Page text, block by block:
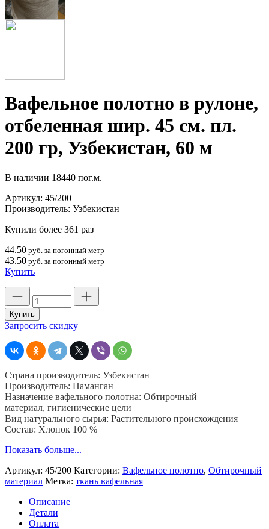
Вафельное полотно в рулоне,
отбеленная шир. 45 см. пл.
200 гр, Узбекистан, 60 м
В наличии 18440 пог.м.
Артикул: 45/200
Производитель: Узбекистан
Купили более 361 раз
44.50 руб. за погонный метр
43.50 руб. за погонный метр
Купить
Количество
товара
Вафельное
полотно
рулоне,
отбеленная
45
см.
пл.
200
гр,
Узбекистан,
м
Купить
Запросить скидку
Страна производитель: Узбекистан
Производитель: Наманган
Назначение вафельного полотна: Обтирочный
материал, гигиенические цели
Вид натурального сырья: Растительного происхождения
Состав: Хлопок 100 %
Показать больше...
Артикул: 45/200 Категории: Вафельное полотно, Обтирочный
материал Метка: ткань вафельная
Описание
Детали
Оплата